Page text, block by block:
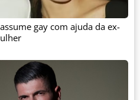
gay com ajuda da ex-